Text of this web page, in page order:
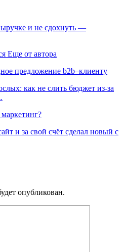
и не сдохнуть —
Еще от автора
предложение b2b–клиенту
как не слить бюджет из-за
и за свой счёт сделал новый с
опубликован.